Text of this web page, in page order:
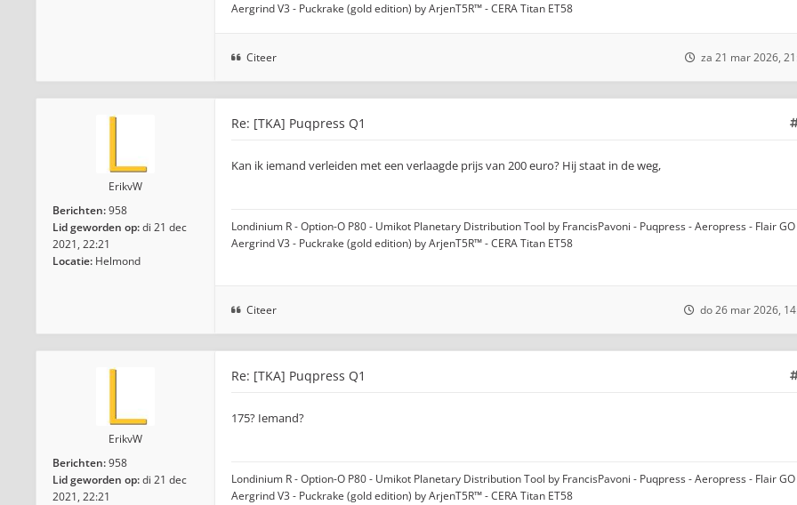
Aergrind V3 - Puckrake (gold edition) by ArjenT5R™ - CERA Titan ET58
Citeer za 21 mar 2026,
ErikvW
Berichten:958
Lid geworden op:di 21 dec
2021, 22:21
Locatie: Helmond
Re: [TKA] Puqpress Q1
Kan ik iemand verleiden met een verlaagde prijs van 200 euro? Hij staat in de weg,
Londinium R - Option-O P80 - Umikot Planetary Distribution Tool by FrancisPavoni - Puqpress - Aeropress - Flair
Aergrind V3 - Puckrake (gold edition) by ArjenT5R™ - CERA Titan ET58
Citeer do 26 mar 2026,
ErikvW
Berichten:958
Lid geworden op:di 21 dec
2021, 22:21
Re: [TKA] Puqpress Q1
175? Iemand?
Londinium R - Option-O P80 - Umikot Planetary Distribution Tool by FrancisPavoni - Puqpress - Aeropress - Flair
Aergrind V3 - Puckrake (gold edition) by ArjenT5R™ - CERA Titan ET58